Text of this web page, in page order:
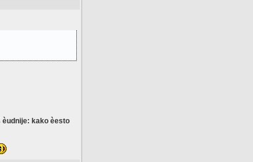
èudnije: kako èesto